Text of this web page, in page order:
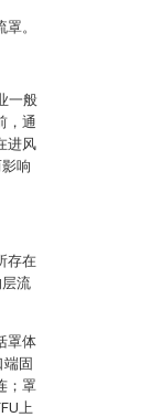
罩。
一般
，通
进风
响
存在
流
罩体
固
；罩
上